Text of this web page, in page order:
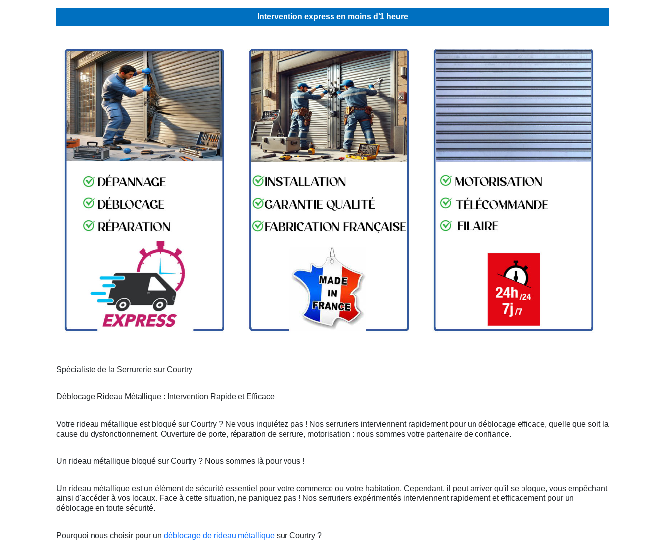
Intervention express en moins d'1 heure
Spécialiste de la Serrurerie sur Courtry
Déblocage Rideau Métallique : Intervention Rapide et Efficace
Votre rideau métallique est bloqué sur Courtry ? Ne vous inquiétez pas ! Nos serruriers interviennent rapidement pour un déblocage efficace, quelle que soit la
cause du dysfonctionnement. Ouverture de porte, réparation de serrure, motorisation : nous sommes votre partenaire de confiance.
Un rideau métallique bloqué sur Courtry ? Nous sommes là pour vous !
Un rideau métallique est un élément de sécurité essentiel pour votre commerce ou votre habitation. Cependant, il peut arriver qu'il se bloque, vous empêchant
ainsi d'accéder à vos locaux. Face à cette situation, ne paniquez pas ! Nos serruriers expérimentés interviennent rapidement et efficacement pour un
déblocage en toute sécurité.
Pourquoi nous choisir pour un déblocage de rideau métallique sur Courtry ?